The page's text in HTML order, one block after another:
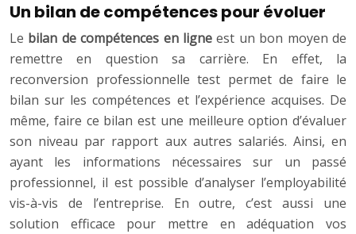
Un bilan de compétences pour évoluer
Le bilan de compétences en ligne est un bon moyen de
remettre en question sa carrière. En effet, la
reconversion professionnelle test permet de faire le
bilan sur les compétences et l’expérience acquises. De
même, faire ce bilan est une meilleure option d’évaluer
son niveau par rapport aux autres salariés. Ainsi, en
ayant les informations nécessaires sur un passé
professionnel, il est possible d’analyser l’employabilité
vis-à-vis de l’entreprise. En outre, c’est aussi une
solution efficace pour mettre en adéquation vos